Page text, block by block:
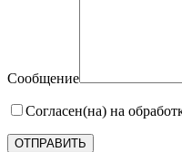
Сообщение
Согласен(на) на